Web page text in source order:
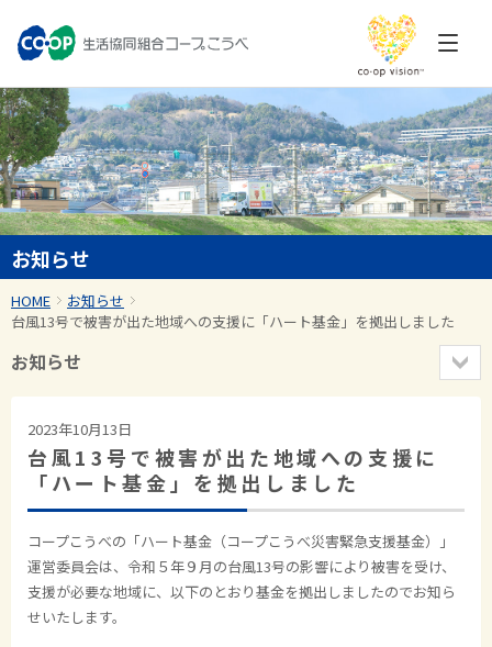
お知らせ
HOME
お知らせ
台風13号で被害が出た地域への支援に「ハート基金」を拠出しました
お知らせ
2023年10月13日
台風13号で被害が出た地域への支援に
「ハート基金」を拠出しました
コープこうべの「ハート基金（コープこうべ災害緊急支援基金）」
運営委員会は、令和５年９月の台風13号の影響により被害を受け、
支援が必要な地域に、以下のとおり基金を拠出しましたのでお知ら
せいたします。